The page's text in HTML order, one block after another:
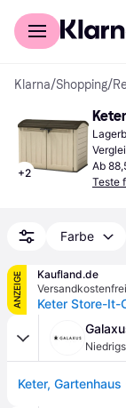
Für Shopper
Klarna/Shopping/
+2
Ab
Teste
Farbe
ANZEIGE
Kaufland.de
Versandkostenfrei